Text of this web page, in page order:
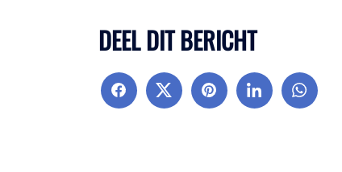
DEEL DIT BERICHT